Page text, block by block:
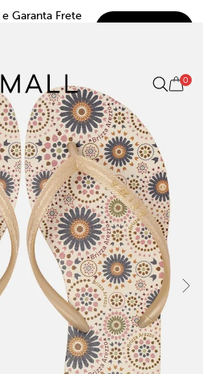
e Garanta Frete
0